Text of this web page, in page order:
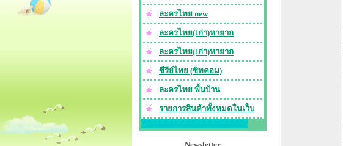
ละครไทย new
ละครไทย(เก่า)หายาก
ละครไทย(เก่า)หายาก
ซีรีย์ไทย (ซิทคอม)
ละครไทย พื้นบ้าน
รายการสินค้าทั้งหมดในเว็บ